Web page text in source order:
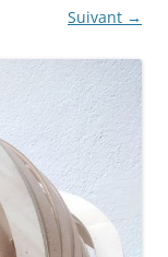
Suivant →